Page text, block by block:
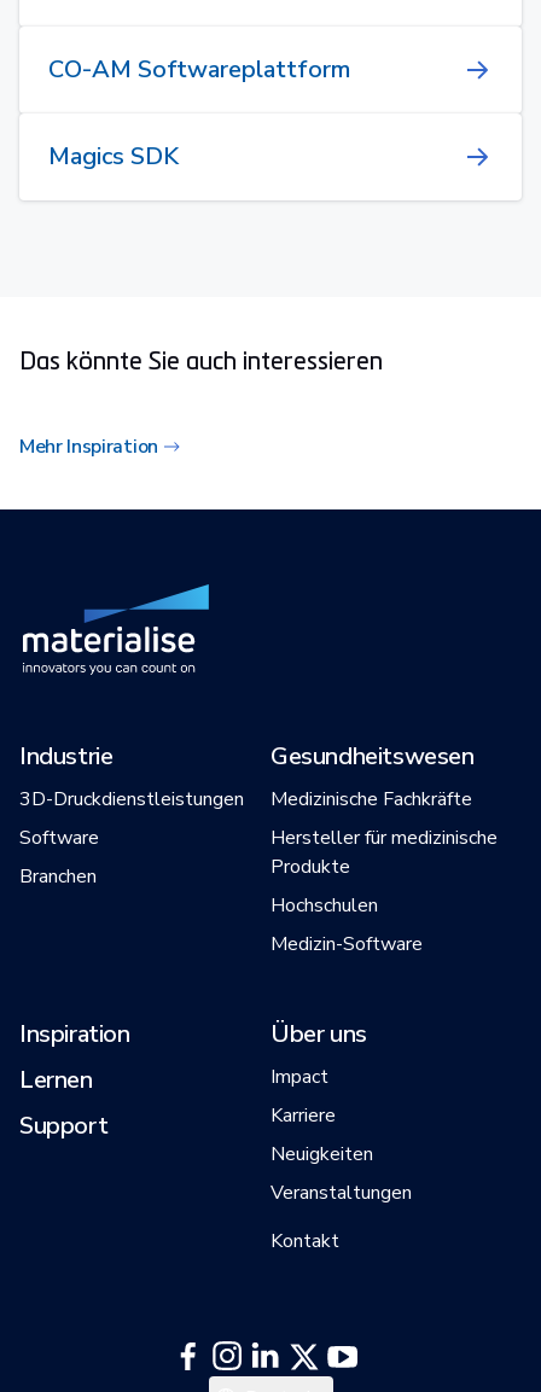
CO-AM Softwareplattform
Magics SDK
Das könnte Sie auch interessieren
Mehr Inspiration
Industrie
3D-Druckdienstleistungen
Software
Branchen
Gesundheitswesen
Medizinische Fachkräfte
Hersteller für medizinische
Produkte
Hochschulen
Medizin-Software
Inspiration
Lernen
Support
Über uns
Impact
Karriere
Neuigkeiten
Veranstaltungen
Kontakt